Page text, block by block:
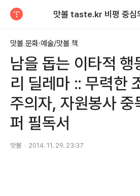
맛볼 문화·예술/맛볼 책
남을 돕는 이타적 행
리 딜레마 :: 무력한
주의자, 자원봉사 중
퍼 필독서
맛볼 2014. 11. 29. 23:37